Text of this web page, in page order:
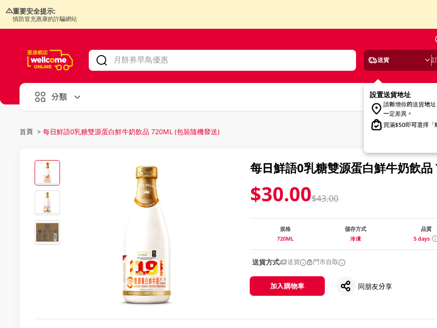
重要安全提示:
慎防冒充惠康的詐騙網站
送貨
設置送貨地址
請新增你的送貨地
一定差異。
買滿$50即可選擇「
分類
首頁 > 每日鮮語0乳糖雙源蛋白鮮牛奶飲品 720ML (包裝隨機發送)
每日鮮語0乳糖雙源蛋白鮮牛奶飲
$30.00$43.00
規格
720ML
儲存方式
冷凍
品質
5 days
送貨方式 送貨 門市自取
加入購物車 同朋友分享